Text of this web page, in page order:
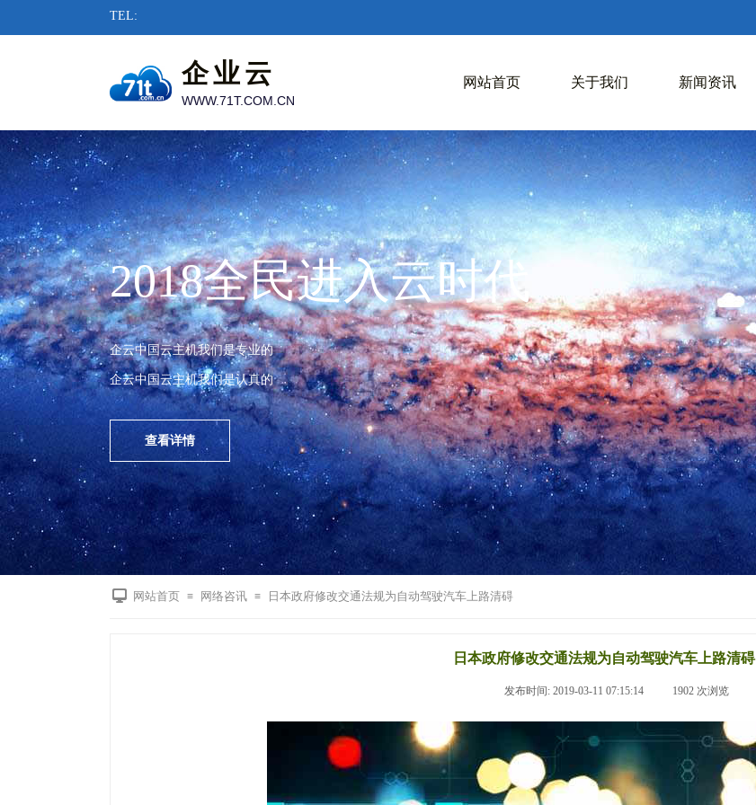
TEL:
网站首页 关于我们 新闻资讯
企业云
WWW.71T.COM.CN
2018全民进入云时代
企云中国云主机我们是专业的
企云中国云主机我们是认真的
查看详情
网站首页 ≡ 网络咨讯 ≡ 日本政府修改交通法规为自动驾驶汽车上路清碍
日本政府修改交通法规为自动驾驶汽车上路清碍
发布时间: 2019-03-11 07:15:14 1902 次浏览